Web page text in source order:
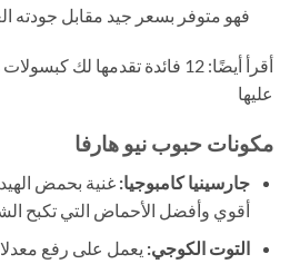
فهو متوفر بسعر جيد مقابل جودته
أقرأ أيضًا: 12 فائدة تقدمها لك
عليها
مكونات حبوب نيو هارفا
جارسينيا كامبوجيا: غنية بحمض
أقوي وأفضل الأحماض التي تكبح
التوت الكوجي: يعمل على رفع